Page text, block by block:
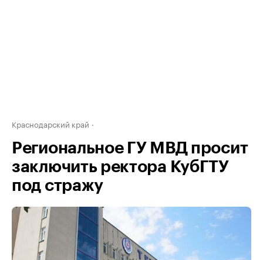
Краснодарский край
Региональное ГУ МВД просит
заключить ректора КубГТУ
под стражу